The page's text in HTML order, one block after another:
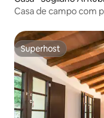
Casa de campo com
Superhost
Superhost